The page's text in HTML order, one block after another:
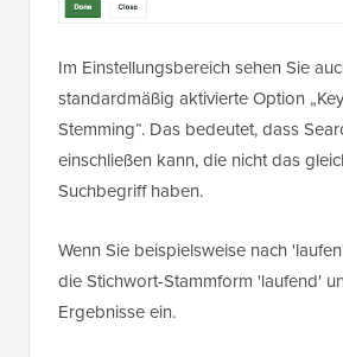
Im Einstellungsbereich sehen Sie
standardmäßig aktivierte Option
Stemming“. Das bedeutet, dass
einschließen kann, die nicht das
Suchbegriff haben.
Wenn Sie beispielsweise nach
die Stichwort-Stammform 'laufend'
Ergebnisse ein.